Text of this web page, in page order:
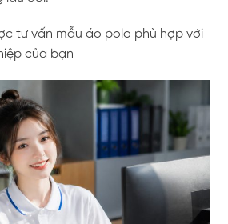
tư vấn mẫu áo polo phù hợp với
của bạn